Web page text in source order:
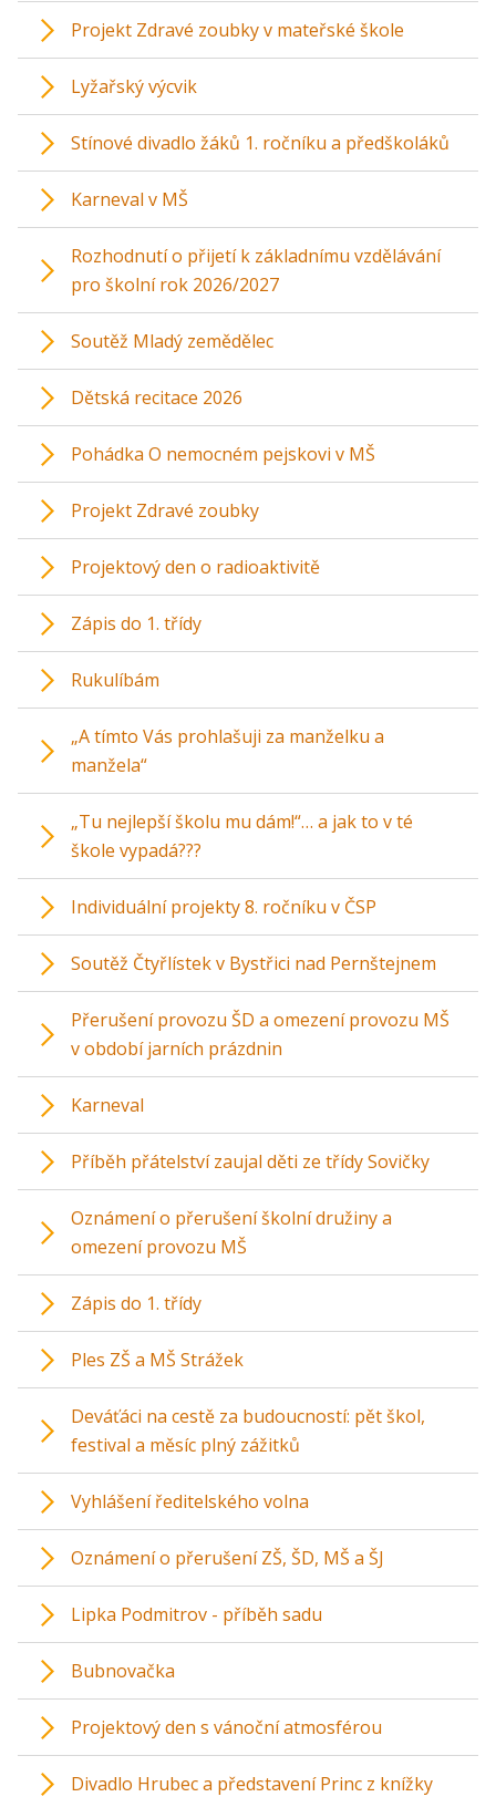
Projekt Zdravé zoubky v mateřské škole
Lyžařský výcvik
Stínové divadlo žáků 1. ročníku a předškoláků
Karneval v MŠ
Rozhodnutí o přijetí k základnímu vzdělávání
pro školní rok 2026/2027
Soutěž Mladý zemědělec
Dětská recitace 2026
Pohádka O nemocném pejskovi v MŠ
Projekt Zdravé zoubky
Projektový den o radioaktivitě
Zápis do 1. třídy
Rukulíbám
„A tímto Vás prohlašuji za manželku a
manžela“
„Tu nejlepší školu mu dám!“… a jak to v té
škole vypadá???
Individuální projekty 8. ročníku v ČSP
Soutěž Čtyřlístek v Bystřici nad Pernštejnem
Přerušení provozu ŠD a omezení provozu MŠ
v období jarních prázdnin
Karneval
Příběh přátelství zaujal děti ze třídy Sovičky
Oznámení o přerušení školní družiny a
omezení provozu MŠ
Zápis do 1. třídy
Ples ZŠ a MŠ Strážek
Deváťáci na cestě za budoucností: pět škol,
festival a měsíc plný zážitků
Vyhlášení ředitelského volna
Oznámení o přerušení ZŠ, ŠD, MŠ a ŠJ
Lipka Podmitrov - příběh sadu
Bubnovačka
Projektový den s vánoční atmosférou
Divadlo Hrubec a představení Princ z knížky